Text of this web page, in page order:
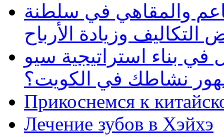
والمقاهي في سلطنة
وزيادة الأرباح
بناء استراتيجية سيو
نشاطك في الكويت؟
Прикоснемся к
Лечение зубов в Хэйхэ